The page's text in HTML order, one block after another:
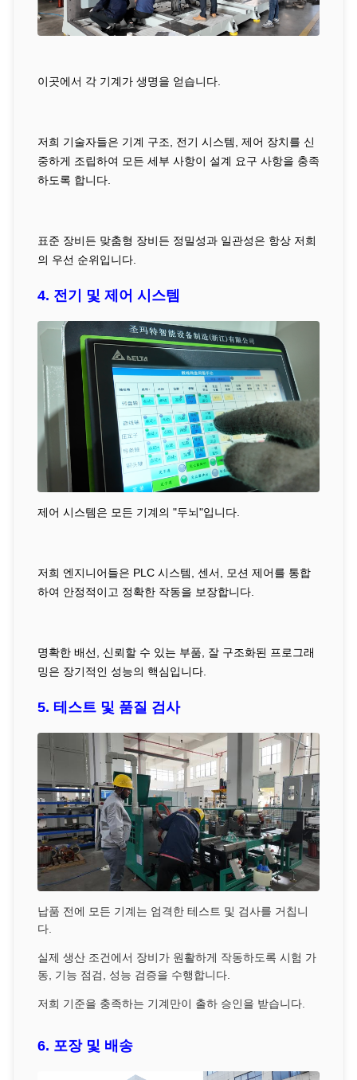
이곳에서 각 기계가 생명을 얻습니다.
저희 기술자들은 기계 구조, 전기 시스템, 제어 장치를 신
중하게 조립하여 모든 세부 사항이 설계 요구 사항을 충족
하도록 합니다.
표준 장비든 맞춤형 장비든 정밀성과 일관성은 항상 저희
의 우선 순위입니다.
4. 전기 및 제어 시스템
제어 시스템은 모든 기계의 "두뇌"입니다.
저희 엔지니어들은 PLC 시스템, 센서, 모션 제어를 통합
하여 안정적이고 정확한 작동을 보장합니다.
명확한 배선, 신뢰할 수 있는 부품, 잘 구조화된 프로그래
밍은 장기적인 성능의 핵심입니다.
5. 테스트 및 품질 검사
납품 전에 모든 기계는 엄격한 테스트 및 검사를 거칩니
다.
실제 생산 조건에서 장비가 원활하게 작동하도록 시험 가
동, 기능 점검, 성능 검증을 수행합니다.
저희 기준을 충족하는 기계만이 출하 승인을 받습니다.
6. 포장 및 배송